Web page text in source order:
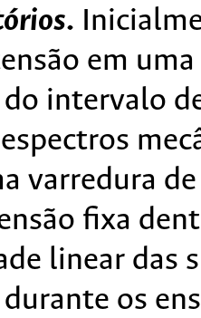
.
em
intervalo
varredura
fixa
linear das
os